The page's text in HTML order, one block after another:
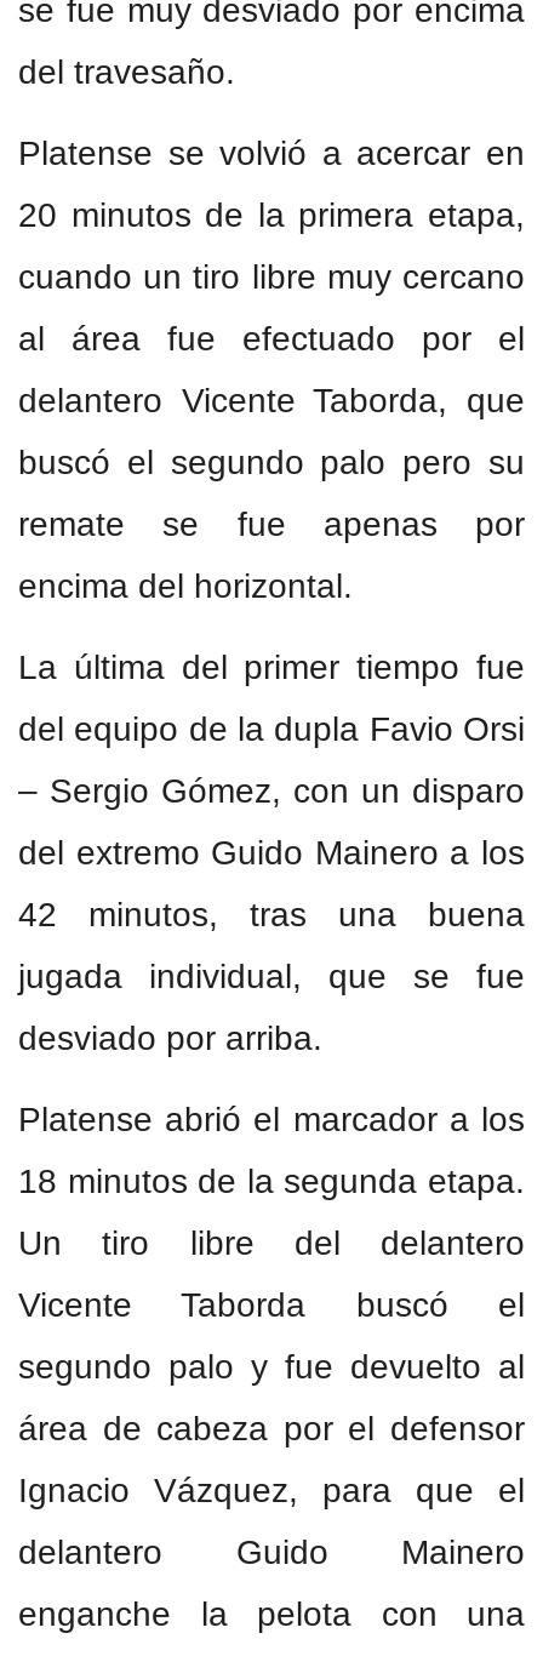
se fue muy desviado por encima
del travesaño.
Platense se volvió a acercar en
20 minutos de la primera etapa,
cuando un tiro libre muy cercano
al área fue efectuado por el
delantero Vicente Taborda, que
buscó el segundo palo pero su
remate se fue apenas por
encima del horizontal.
La última del primer tiempo fue
del equipo de la dupla Favio Orsi
– Sergio Gómez, con un disparo
del extremo Guido Mainero a los
42 minutos, tras una buena
jugada individual, que se fue
desviado por arriba.
Platense abrió el marcador a los
18 minutos de la segunda etapa.
Un tiro libre del delantero
Vicente Taborda buscó el
segundo palo y fue devuelto al
área de cabeza por el defensor
Ignacio Vázquez, para que el
delantero Guido Mainero
enganche la pelota con una